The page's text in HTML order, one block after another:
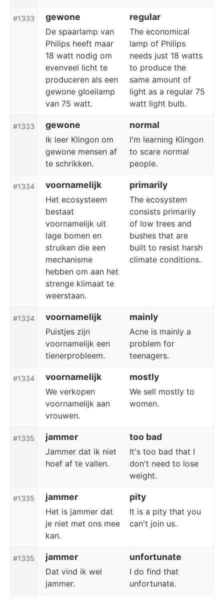
#1333 gewone regular
De spaarlamp van
Philips heeft maar
18 watt nodig om
evenveel licht te
produceren als een
gewone gloeilamp
van 75 watt.
The economical
lamp of Philips
needs just 18 watts
to produce the
same amount of
light as a regular 75
watt light bulb.
#1333 gewone normal
Ik leer Klingon om
gewone mensen af
te schrikken.
I'm learning Klingon
to scare normal
people.
#1334 voornamelijk primarily
Het ecosysteem
bestaat
voornamelijk uit
lage bomen en
struiken die een
mechanisme
hebben om aan het
strenge klimaat te
weerstaan.
The ecosystem
consists primarily
of low trees and
bushes that are
built to resist harsh
climate conditions.
#1334 voornamelijk mainly
Puistjes zijn
voornamelijk een
tienerprobleem.
Acne is mainly a
problem for
teenagers.
#1334 voornamelijk mostly
We verkopen
voornamelijk aan
vrouwen.
We sell mostly to
women.
#1335 jammer too bad
Jammer dat ik niet
hoef af te vallen.
It's too bad that I
don't need to lose
weight.
#1335 jammer pity
Het is jammer dat
je niet met ons mee
kan.
It is a pity that you
can't join us.
#1335 jammer unfortunate
Dat vind ik wel
jammer.
I do find that
unfortunate.